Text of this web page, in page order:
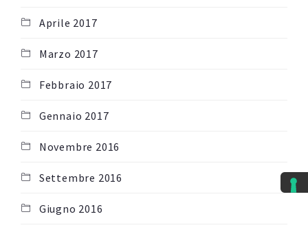
Aprile 2017
Marzo 2017
Febbraio 2017
Gennaio 2017
Novembre 2016
Settembre 2016
Giugno 2016